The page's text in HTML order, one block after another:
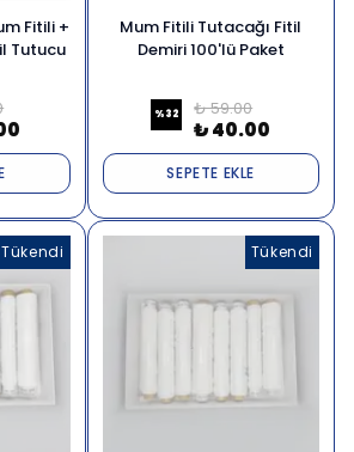
Fitili +
Tutucu
Mum Fitili Tutacağı Fitil
Demiri 100'lü Paket
%32 ₺ 59.00
₺ 40.00
SEPETE EKLE
Tükendi Tükendi